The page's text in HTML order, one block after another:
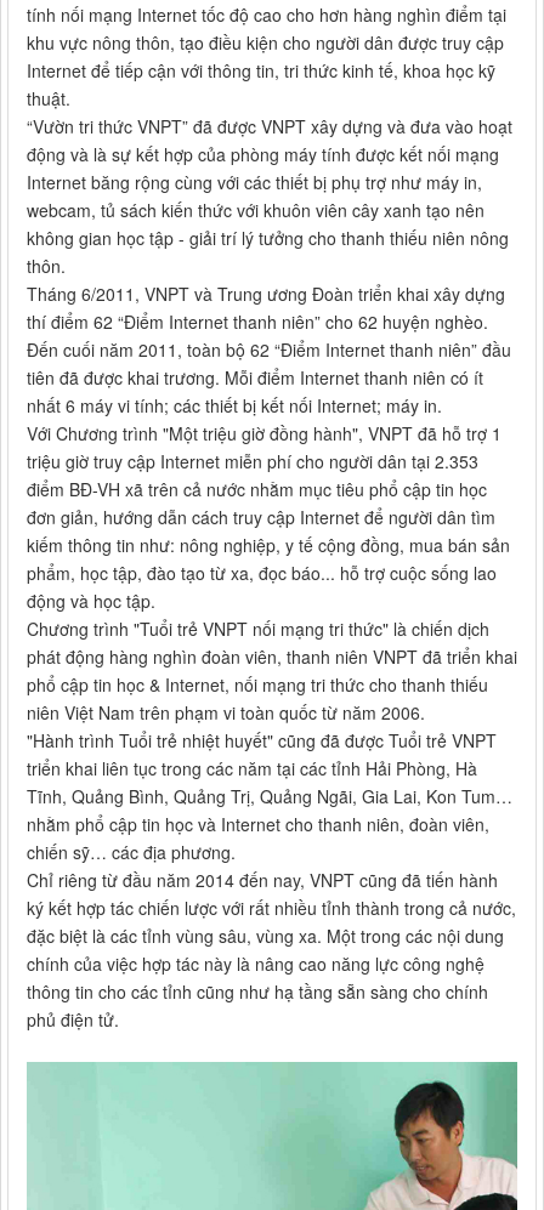
tính nối mạng Internet tốc độ cao cho hơn hàng nghìn điểm tại
khu vực nông thôn, tạo điều kiện cho người dân được truy cập
Internet để tiếp cận với thông tin, tri thức kinh tế, khoa học kỹ
thuật.
“Vườn tri thức VNPT” đã được VNPT xây dựng và đưa vào hoạt
động và là sự kết hợp của phòng máy tính được kết nối mạng
Internet băng rộng cùng với các thiết bị phụ trợ như máy in,
webcam, tủ sách kiến thức với khuôn viên cây xanh tạo nên
không gian học tập - giải trí lý tưởng cho thanh thiếu niên nông
thôn.
Tháng 6/2011, VNPT và Trung ương Đoàn triển khai xây dựng
thí điểm 62 “Điểm Internet thanh niên” cho 62 huyện nghèo.
Đến cuối năm 2011, toàn bộ 62 “Điểm Internet thanh niên” đầu
tiên đã được khai trương. Mỗi điểm Internet thanh niên có ít
nhất 6 máy vi tính; các thiết bị kết nối Internet; máy in.
Với Chương trình "Một triệu giờ đồng hành", VNPT đã hỗ trợ 1
triệu giờ truy cập Internet miễn phí cho người dân tại 2.353
điểm BĐ-VH xã trên cả nước nhằm mục tiêu phổ cập tin học
đơn giản, hướng dẫn cách truy cập Internet để người dân tìm
kiếm thông tin như: nông nghiệp, y tế cộng đồng, mua bán sản
phẩm, học tập, đào tạo từ xa, đọc báo... hỗ trợ cuộc sống lao
động và học tập.
Chương trình "Tuổi trẻ VNPT nối mạng tri thức" là chiến dịch
phát động hàng nghìn đoàn viên, thanh niên VNPT đã triển khai
phổ cập tin học & Internet, nối mạng tri thức cho thanh thiếu
niên Việt Nam trên phạm vi toàn quốc từ năm 2006.
"Hành trình Tuổi trẻ nhiệt huyết" cũng đã được Tuổi trẻ VNPT
triển khai liên tục trong các năm tại các tỉnh Hải Phòng, Hà
Tĩnh, Quảng Bình, Quảng Trị, Quảng Ngãi, Gia Lai, Kon Tum…
nhằm phổ cập tin học và Internet cho thanh niên, đoàn viên,
chiến sỹ… các địa phương.
Chỉ riêng từ đầu năm 2014 đến nay, VNPT cũng đã tiến hành
ký kết hợp tác chiến lược với rất nhiều tỉnh thành trong cả nước,
đặc biệt là các tỉnh vùng sâu, vùng xa. Một trong các nội dung
chính của việc hợp tác này là nâng cao năng lực công nghệ
thông tin cho các tỉnh cũng như hạ tầng sẵn sàng cho chính
phủ điện tử.